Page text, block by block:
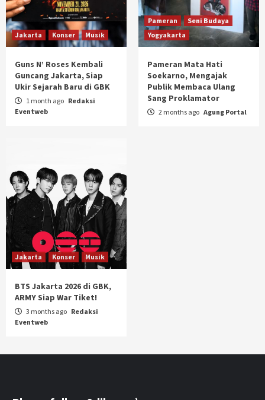
Jakarta Konser Musik
Guns N’ Roses Kembali
Guncang Jakarta, Siap
Ukir Sejarah Baru di GBK
1 month ago Redaksi
Eventweb
Pameran
Seni Budaya
Yogyakarta
Pameran Mata Hati
Soekarno, Mengajak
Publik Membaca Ulang
Sang Proklamator
2 months ago Agung Portal
Jakarta Konser Musik
BTS Jakarta 2026 di GBK,
ARMY Siap War Tiket!
3 months ago Redaksi
Eventweb